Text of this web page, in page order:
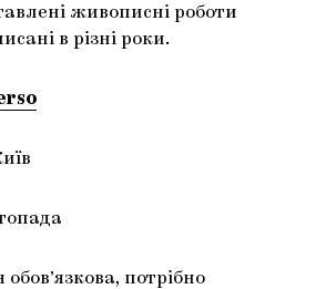
живописні роботи
в різні роки.
обов’язкова, потрібно